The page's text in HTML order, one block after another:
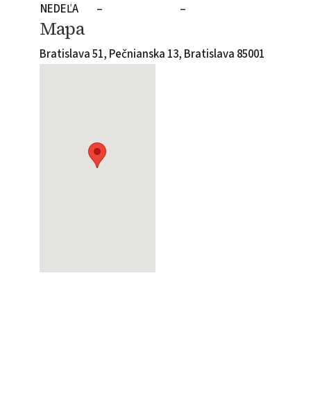
NEDEĽA
– –
Mapa
Bratislava 51, Pečnianska 13, Bratislava 85001